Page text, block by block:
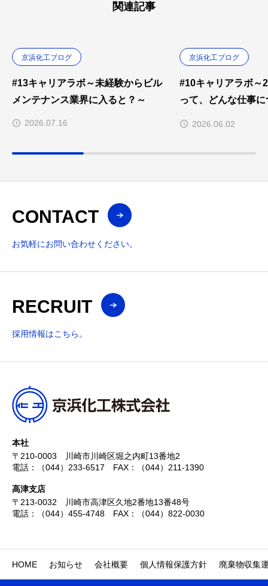
関連記事
京浜化工ブログ
#13キャリアラボ～未経験からビル
メンテナンス業界に入ると？～
2026.07.16
京浜化工ブログ
#10キャリアラボ～
って、どんな仕事
2026.06.02
CONTACT
お気軽にお問い合わせください。
RECRUIT
採用情報はこちら。
本社
〒210-0003
川崎市川崎区堀之内町13番地2
電話：（044）233-6517
FAX：（044）211-1390
高津支店
〒213-0032
川崎市高津区久地2番地13番48号
電話：（044）455-4748
FAX：（044）822-0030
HOME お知らせ 会社概要 個人情報保護方針 廃棄物収集